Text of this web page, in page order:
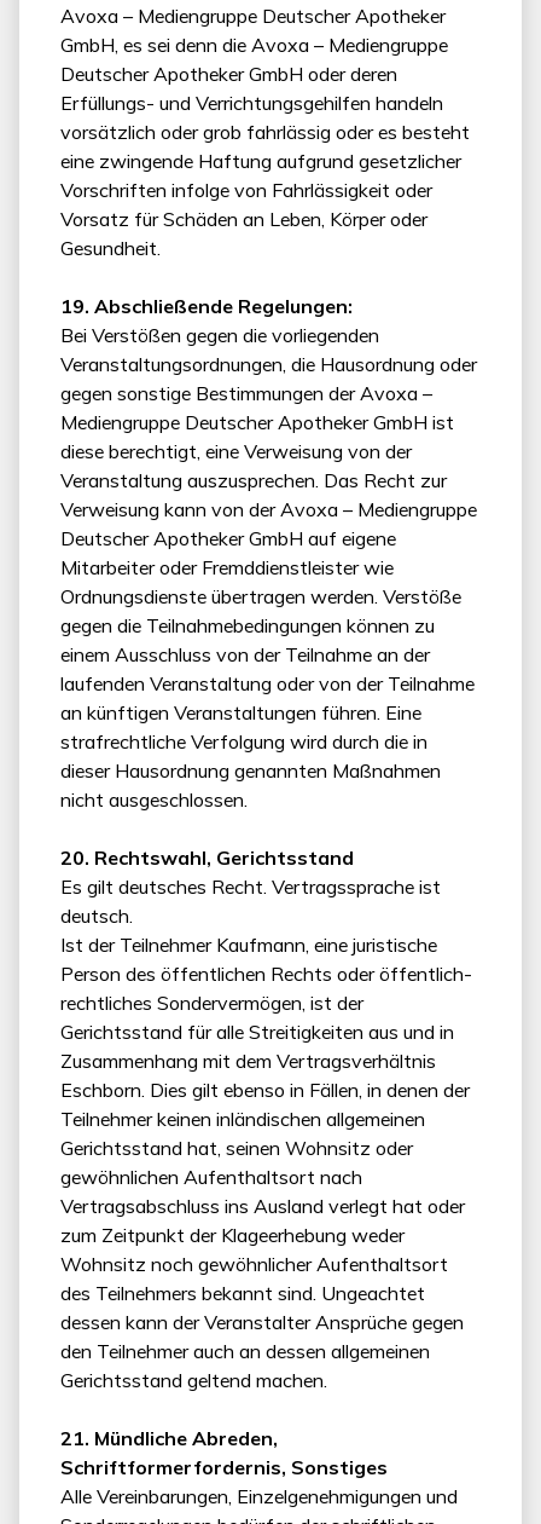
Avoxa – Mediengruppe Deutscher Apotheker
GmbH, es sei denn die Avoxa – Mediengruppe
Deutscher Apotheker GmbH oder deren
Erfüllungs- und Verrichtungsgehilfen handeln
vorsätzlich oder grob fahrlässig oder es besteht
eine zwingende Haftung aufgrund gesetzlicher
Vorschriften infolge von Fahrlässigkeit oder
Vorsatz für Schäden an Leben, Körper oder
Gesundheit.
19. Abschließende Regelungen:
Bei Verstößen gegen die vorliegenden
Veranstaltungsordnungen, die Hausordnung oder
gegen sonstige Bestimmungen der Avoxa –
Mediengruppe Deutscher Apotheker GmbH ist
diese berechtigt, eine Verweisung von der
Veranstaltung auszusprechen. Das Recht zur
Verweisung kann von der Avoxa – Mediengruppe
Deutscher Apotheker GmbH auf eigene
Mitarbeiter oder Fremddienstleister wie
Ordnungsdienste übertragen werden. Verstöße
gegen die Teilnahmebedingungen können zu
einem Ausschluss von der Teilnahme an der
laufenden Veranstaltung oder von der Teilnahme
an künftigen Veranstaltungen führen. Eine
strafrechtliche Verfolgung wird durch die in
dieser Hausordnung genannten Maßnahmen
nicht ausgeschlossen.
20. Rechtswahl, Gerichtsstand
Es gilt deutsches Recht. Vertragssprache ist
deutsch.
Ist der Teilnehmer Kaufmann, eine juristische
Person des öffentlichen Rechts oder öffentlich-
rechtliches Sondervermögen, ist der
Gerichtsstand für alle Streitigkeiten aus und in
Zusammenhang mit dem Vertragsverhältnis
Eschborn. Dies gilt ebenso in Fällen, in denen der
Teilnehmer keinen inländischen allgemeinen
Gerichtsstand hat, seinen Wohnsitz oder
gewöhnlichen Aufenthaltsort nach
Vertragsabschluss ins Ausland verlegt hat oder
zum Zeitpunkt der Klageerhebung weder
Wohnsitz noch gewöhnlicher Aufenthaltsort
des Teilnehmers bekannt sind. Ungeachtet
dessen kann der Veranstalter Ansprüche gegen
den Teilnehmer auch an dessen allgemeinen
Gerichtsstand geltend machen.
21. Mündliche Abreden,
Schriftformerfordernis, Sonstiges
Alle Vereinbarungen, Einzelgenehmigungen und